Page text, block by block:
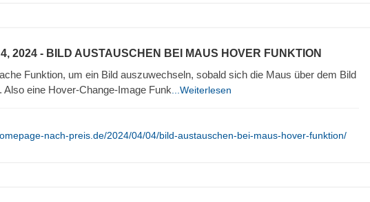
2024 - BILD AUSTAUSCHEN BEI MAUS HOVER FUNKTION
Funktion, um ein Bild auszuwechseln, sobald sich die Maus über dem Bild
Also eine Hover-Change-Image Funk ...Weiterlesen
nach-preis.de/2024/04/04/bild-austauschen-bei-maus-hover-funktion/